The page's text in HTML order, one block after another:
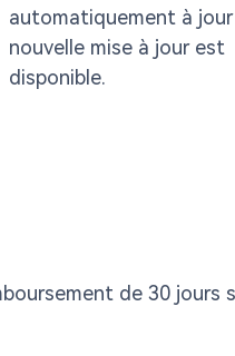
automatiquement à
nouvelle mise à jour est
disponible.
de 30 jours